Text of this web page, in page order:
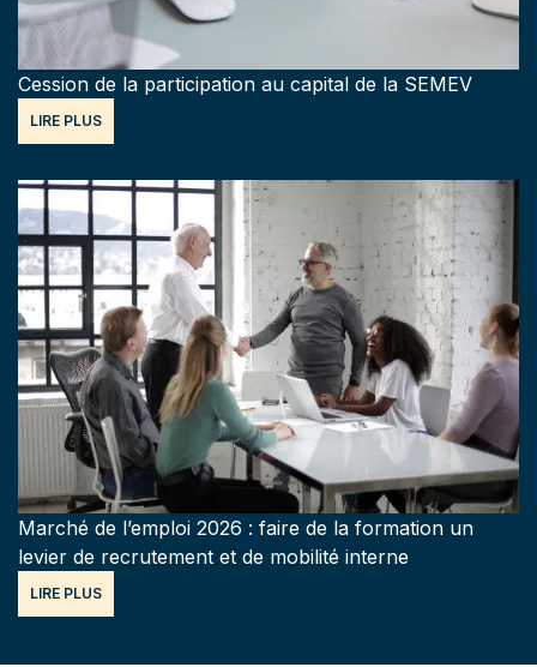
Cession de la participation au capital de la SEMEV
LIRE PLUS
Marché de l’emploi 2026 : faire de la formation un
levier de recrutement et de mobilité interne
LIRE PLUS